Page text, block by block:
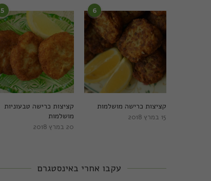
5
קציצות כרישה טבעוניות
מושלמות
20 במרץ 2018
6
קציצות כרישה מושלמות
15 במרץ 2018
עקבו אחרי באינסטגרם